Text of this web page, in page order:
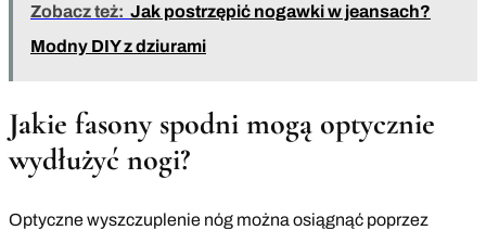
Zobacz też: Jak postrzępić nogawki w jeansach?
Modny DIY z dziurami
Jakie fasony spodni mogą optycznie
wydłużyć nogi?
Optyczne wyszczuplenie nóg można osiągnąć poprzez